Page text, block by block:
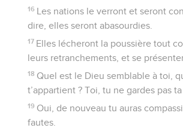
16 Les nations le verront et seront
dire, elles seront abasourdies.
17 Elles lécheront la poussière tout
leurs retranchements, et se
18 Quel est le Dieu semblable à toi,
t’appartient ? Toi, tu ne gardes pas
19 Oui, de nouveau tu auras
fautes.